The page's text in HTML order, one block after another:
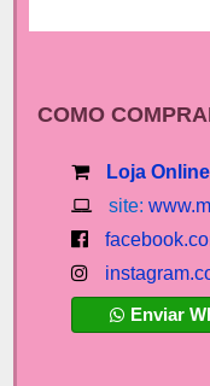
COMO
Loja
site:
Enviar